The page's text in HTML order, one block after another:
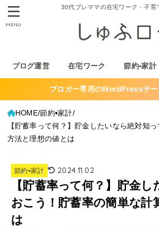
30代プレママの在宅ワーク・子育
ブログ運営 在宅ワーク 節約•家計
MENU
ブロガー専用のWordPressテー
HOME 節約•家計
【貯蓄率って何？】貯金したいなら絶対知
方法と理想の値とは
節約•家計 2024.11.02
【貯蓄率って何？】貯金
おこう！貯蓄率の簡単な計
は